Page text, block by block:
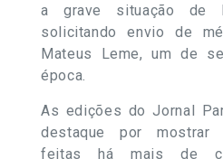
a grave situação de
solicitando envio de
Mateus Leme, um de
época.
As edições do Jornal
destaque por mostrar
feitas há mais de